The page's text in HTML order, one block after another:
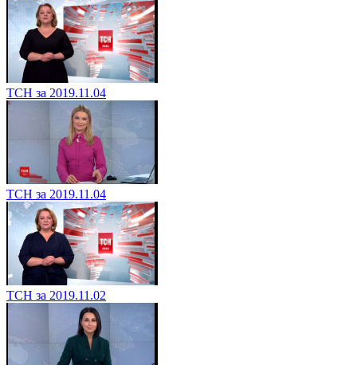
ТСН за 2019.11.04
ТСН за 2019.11.04
ТСН за 2019.11.02